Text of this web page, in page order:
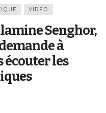
VIDEO
Senghor,
à
écouter les